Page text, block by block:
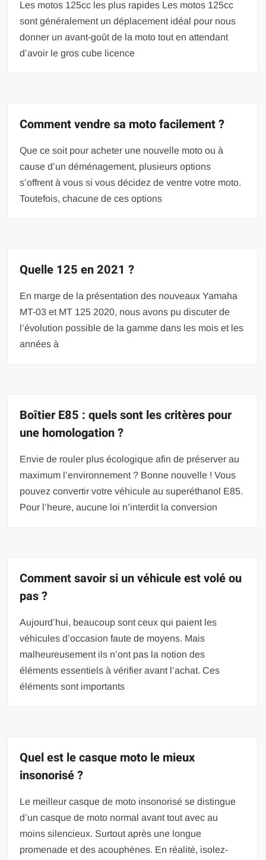
Les motos 125cc les plus rapides Les motos 125cc
sont généralement un déplacement idéal pour nous
donner un avant-goût de la moto tout en attendant
d’avoir le gros cube licence
Comment vendre sa moto facilement ?
Que ce soit pour acheter une nouvelle moto ou à
cause d’un déménagement, plusieurs options
s’offrent à vous si vous décidez de ventre votre moto.
Toutefois, chacune de ces options
Quelle 125 en 2021 ?
En marge de la présentation des nouveaux Yamaha
MT-03 et MT 125 2020, nous avons pu discuter de
l’évolution possible de la gamme dans les mois et les
années à
Boîtier E85 : quels sont les critères pour
une homologation ?
Envie de rouler plus écologique afin de préserver au
maximum l’environnement ? Bonne nouvelle ! Vous
pouvez convertir votre véhicule au superéthanol E85.
Pour l’heure, aucune loi n’interdit la conversion
Comment savoir si un véhicule est volé ou
pas ?
Aujourd’hui, beaucoup sont ceux qui paient les
véhicules d’occasion faute de moyens. Mais
malheureusement ils n’ont pas la notion des
éléments essentiels à vérifier avant l’achat. Ces
éléments sont importants
Quel est le casque moto le mieux
insonorisé ?
Le meilleur casque de moto insonorisé se distingue
d’un casque de moto normal avant tout avec au
moins silencieux. Surtout après une longue
promenade et des acouphènes. En réalité, isolez-